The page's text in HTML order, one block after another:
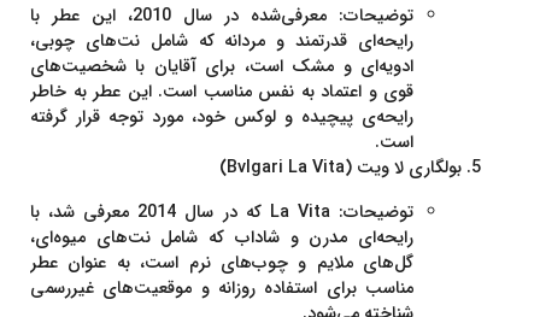
توضیحات
: معرفی‌شده در سال 2010، این عطر با
رایحه‌ای قدرتمند و مردانه که شامل نت‌های چوبی،
ادویه‌ای و مشک است، برای آقایان با شخصیت‌های
قوی و اعتماد به نفس مناسب است. این عطر به خاطر
رایحه‌ی پیچیده و لوکس خود، مورد توجه قرار گرفته
است.
بولگاری لا ویت (Bvlgari La Vita)
توضیحات
: La Vita که در سال 2014 معرفی شد، با
رایحه‌ای مدرن و شاداب که شامل نت‌های میوه‌ای،
گل‌های ملایم و چوب‌های نرم است، به عنوان عطر
مناسب برای استفاده روزانه و موقعیت‌های غیررسمی